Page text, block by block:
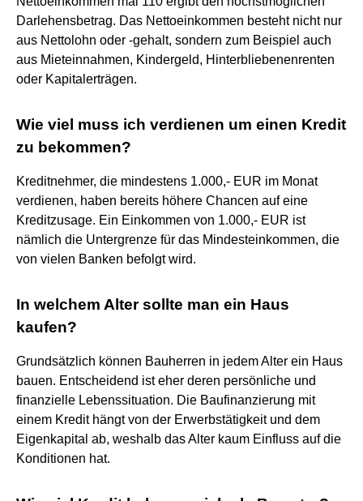
Darlehensbetrag. Das Nettoeinkommen besteht nicht nur
aus Nettolohn oder -gehalt, sondern zum Beispiel auch
aus Mieteinnahmen, Kindergeld, Hinterbliebenenrenten
oder Kapitalerträgen.
Wie viel muss ich verdienen um einen Kredit
zu bekommen?
Kreditnehmer, die mindestens 1.000,- EUR im Monat
verdienen, haben bereits höhere Chancen auf eine
Kreditzusage. Ein Einkommen von 1.000,- EUR ist
nämlich die Untergrenze für das Mindesteinkommen, die
von vielen Banken befolgt wird.
In welchem Alter sollte man ein Haus
kaufen?
Grundsätzlich können Bauherren in jedem Alter ein Haus
bauen. Entscheidend ist eher deren persönliche und
finanzielle Lebenssituation. Die Baufinanzierung mit
einem Kredit hängt von der Erwerbstätigkeit und dem
Eigenkapital ab, weshalb das Alter kaum Einfluss auf die
Konditionen hat.